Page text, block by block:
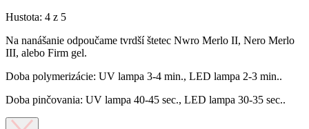
Hustota: 4 z 5
Na nanášanie odpoučame tvrdší štetec Nwro Merlo II, Nero Merlo
III, alebo Firm gel.
Doba polymerizácie: UV lampa 3-4 min., LED lampa 2-3 min..
Doba pinčovania: UV lampa 40-45 sec., LED lampa 30-35 sec..